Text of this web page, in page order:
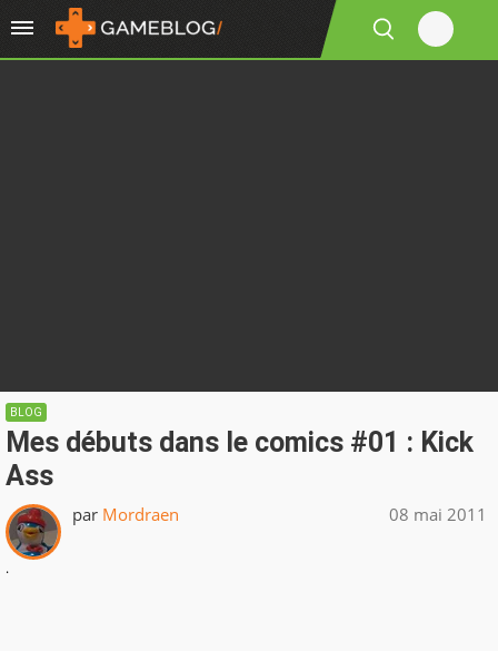
BLOG
Mes débuts dans le comics #01 : Kick
Ass
par Mordraen 08 mai 2011
.